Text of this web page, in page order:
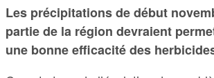
Les précipitations de début
partie de la région devraient
une bonne efficacité des